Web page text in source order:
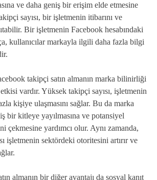
ve daha geniş bir erişim elde etmesine
sayısı, bir işletmenin itibarını ve
Bir işletmenin Facebook hesabındaki
kullanıcılar markayla ilgili daha fazla bilgi
takipçi satın almanın marka bilinirliği
vardır. Yüksek takipçi sayısı, işletmenin
kişiye ulaşmasını sağlar. Bu da marka
bir kitleye yayılmasına ve potansiyel
çekmesine yardımcı olur. Aynı zamanda,
işletmenin sektördeki otoritesini artırır ve
almanın bir diğer avantajı da sosyal kanıt